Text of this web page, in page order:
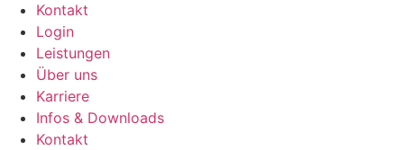
Kontakt
Login
Leistungen
Über uns
Karriere
Infos & Downloads
Kontakt